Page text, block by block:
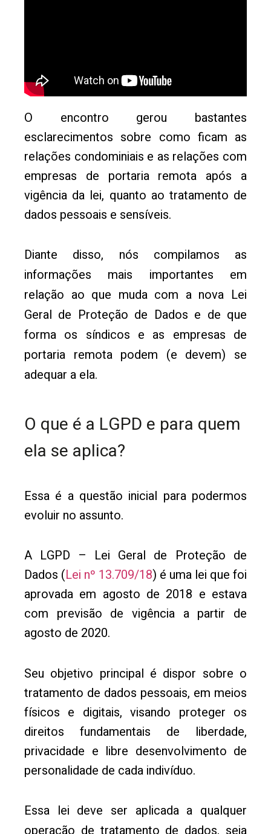
O encontro gerou bastantes
esclarecimentos sobre como ficam as
relações condominiais e as relações com
empresas de portaria remota após a
vigência da lei, quanto ao tratamento de
dados pessoais e sensíveis.
Diante disso, nós compilamos as
informações mais importantes em
relação ao que muda com a nova Lei
Geral de Proteção de Dados e de que
forma os síndicos e as empresas de
portaria remota podem (e devem) se
adequar a ela.
O que é a LGPD e para quem
ela se aplica?
Essa é a questão inicial para podermos
evoluir no assunto.
A LGPD – Lei Geral de Proteção de
Dados (Lei nº 13.709/18) é uma lei que foi
aprovada em agosto de 2018 e estava
com previsão de vigência a partir de
agosto de 2020.
Seu objetivo principal é dispor sobre o
tratamento de dados pessoais, em meios
físicos e digitais, visando proteger os
direitos fundamentais de liberdade,
privacidade e libre desenvolvimento de
personalidade de cada indivíduo.
Essa lei deve ser aplicada a qualquer